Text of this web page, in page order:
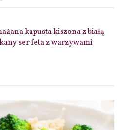
kapusta kiszona z białą
ser feta z warzywami